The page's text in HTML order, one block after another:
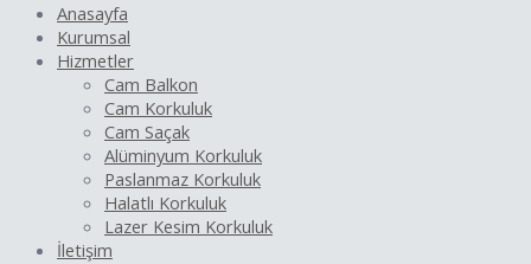
Anasayfa
Kurumsal
Hizmetler
Cam Balkon
Cam Korkuluk
Cam Saçak
Alüminyum Korkuluk
Paslanmaz Korkuluk
Halatlı Korkuluk
Lazer Kesim Korkuluk
İletişim